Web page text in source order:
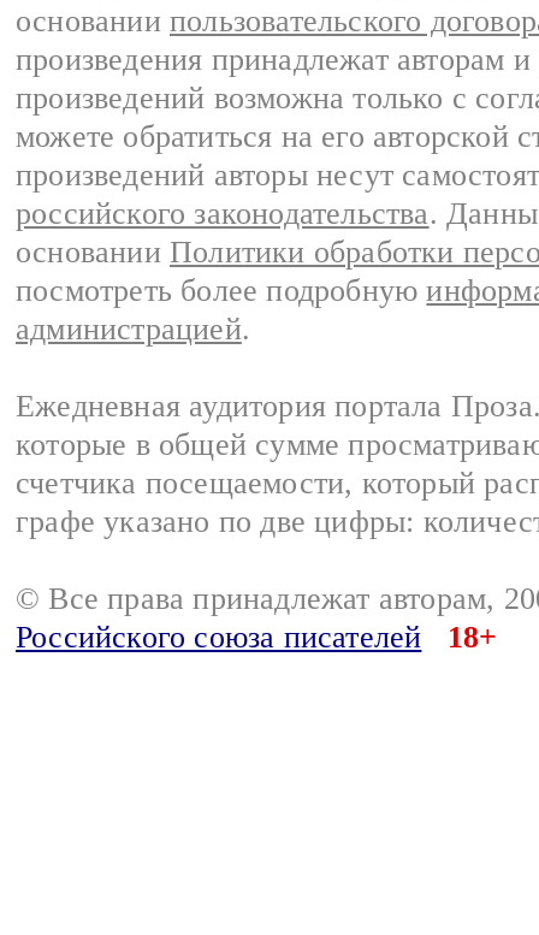
основании пользовательского
произведения принадлежат авторам
произведений возможна только с
можете обратиться на его авторской
произведений авторы несут
российского законодательства.
основании Политики обработки
посмотреть более подробную
администрацией.
Ежедневная аудитория портала
которые в общей сумме
счетчика посещаемости, который
графе указано по две цифры:
© Все права принадлежат авторам,
Российского союза писателей
18+